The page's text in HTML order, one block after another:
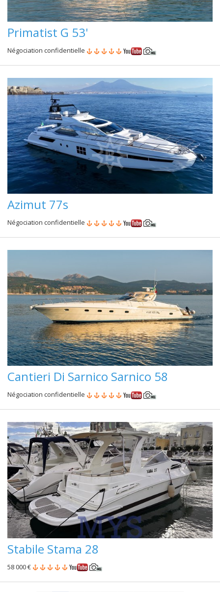
Primatist G 53'
Négociation confidentielle
Azimut 77s
Négociation confidentielle
Cantieri Di Sarnico Sarnico 58
Négociation confidentielle
Stabile Stama 28
58 000 €